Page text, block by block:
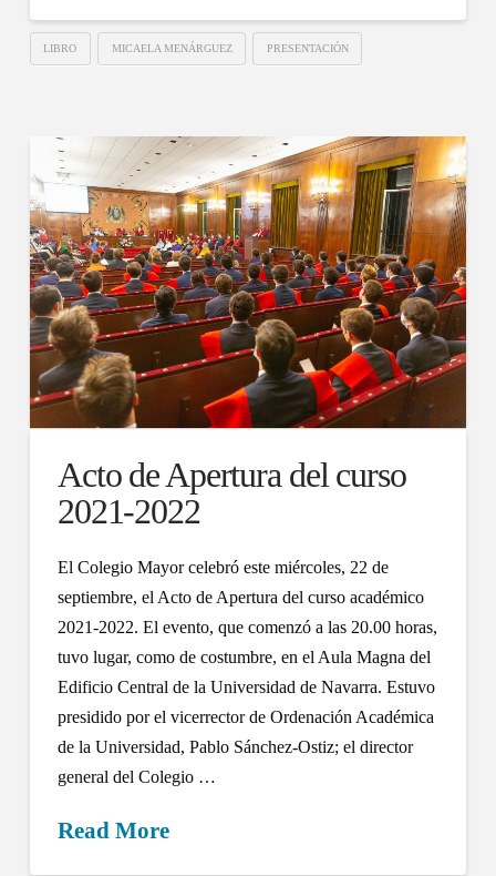
LIBRO MICAELA MENÁRGUEZ PRESENTACIÓN
Acto de Apertura del curso
2021-2022
El Colegio Mayor celebró este miércoles, 22 de
septiembre, el Acto de Apertura del curso académico
2021-2022. El evento, que comenzó a las 20.00 horas,
tuvo lugar, como de costumbre, en el Aula Magna del
Edificio Central de la Universidad de Navarra. Estuvo
presidido por el vicerrector de Ordenación Académica
de la Universidad, Pablo Sánchez-Ostiz; el director
general del Colegio …
Read More